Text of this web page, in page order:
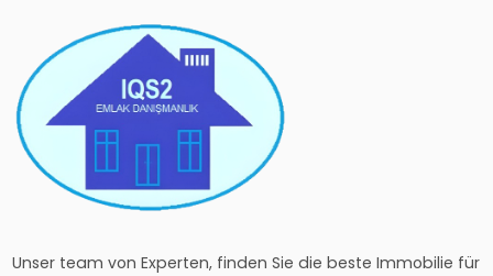
Unser team von Experten, finden Sie die beste Immobilie für